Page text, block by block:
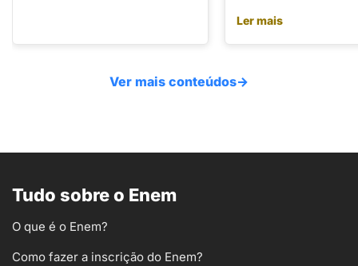
Ler mais
Ver mais conteúdos→
Tudo sobre o Enem
O que é o Enem?
Como fazer a inscrição do Enem?